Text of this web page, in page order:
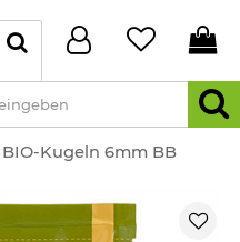
BIO-Kugeln 6mm BB